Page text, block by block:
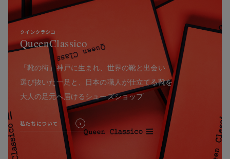
クインクラシコ
QueenClassico
「靴の街」神戸に生まれ、世界の靴と出会い
選び抜いた一足と、日本の職人が仕立てる靴を
大人の足元へ届けるシューズショップ
私たちについて